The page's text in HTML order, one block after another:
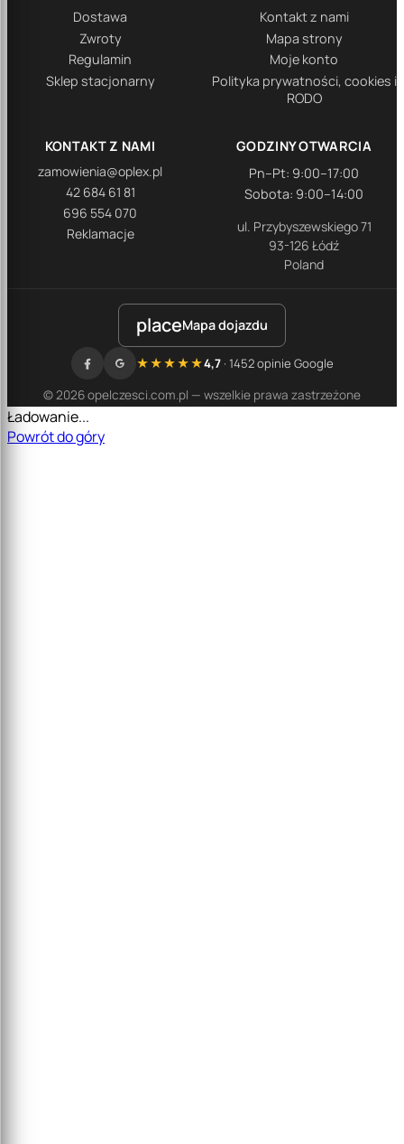
Dostawa
Zwroty
Regulamin
Sklep stacjonarny
Kontakt z nami
Mapa strony
Moje konto
Polityka prywatności, cookies i
RODO
KONTAKT Z NAMI
zamowienia@oplex.pl
42 684 61 81
696 554 070
Reklamacje
GODZINY OTWARCIA
Pn–Pt: 9:00–17:00
Sobota: 9:00–14:00
ul. Przybyszewskiego 71
93-126 Łódź
Poland
placeMapa dojazdu
© 2026 opelczesci.com.pl — wszelkie prawa zastrzeżone
★★★★★4,7· 1452 opinie Google
Ładowanie...
Powrót do góry